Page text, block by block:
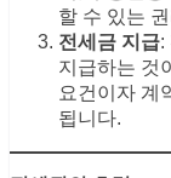
할 수 있는
전세금 지급:
지급하는 것
요건이자 계
됩니다.